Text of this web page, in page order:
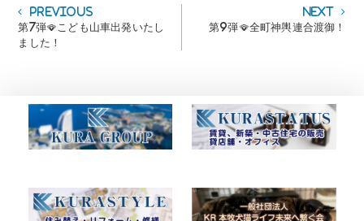
投
稿
ナ
シ
ョ
PreviousPrevious
post:
第7弾🪭こども山車出発いたし
ました！
Next
post:
第9弾🪭全町神輿連合渡御！